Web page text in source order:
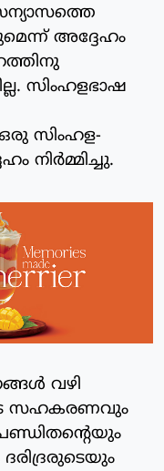
അദ്ദേഹം
സിംഹളഭാഷ
സിംഹള-
നിര്‍മ്മിച്ചു.
വഴി
സഹകരണവും